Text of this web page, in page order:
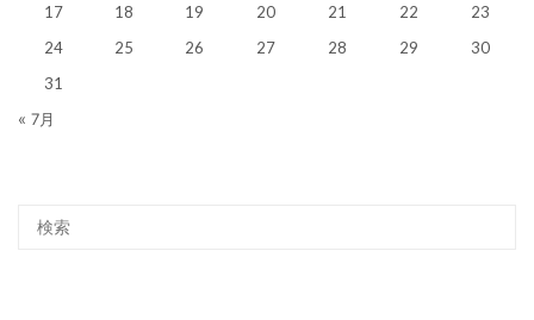
17
18 19 20 21 22
23
24
25 26 27 28 29
30
31
« 7月